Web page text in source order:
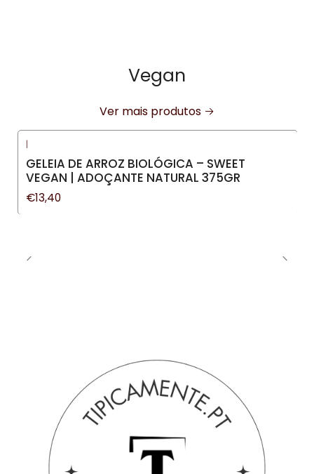
Vegan
Ver mais produtos
|
GELEIA DE ARROZ BIOLÓGICA – SWEET
VEGAN | ADOÇANTE NATURAL 375GR
€13,40